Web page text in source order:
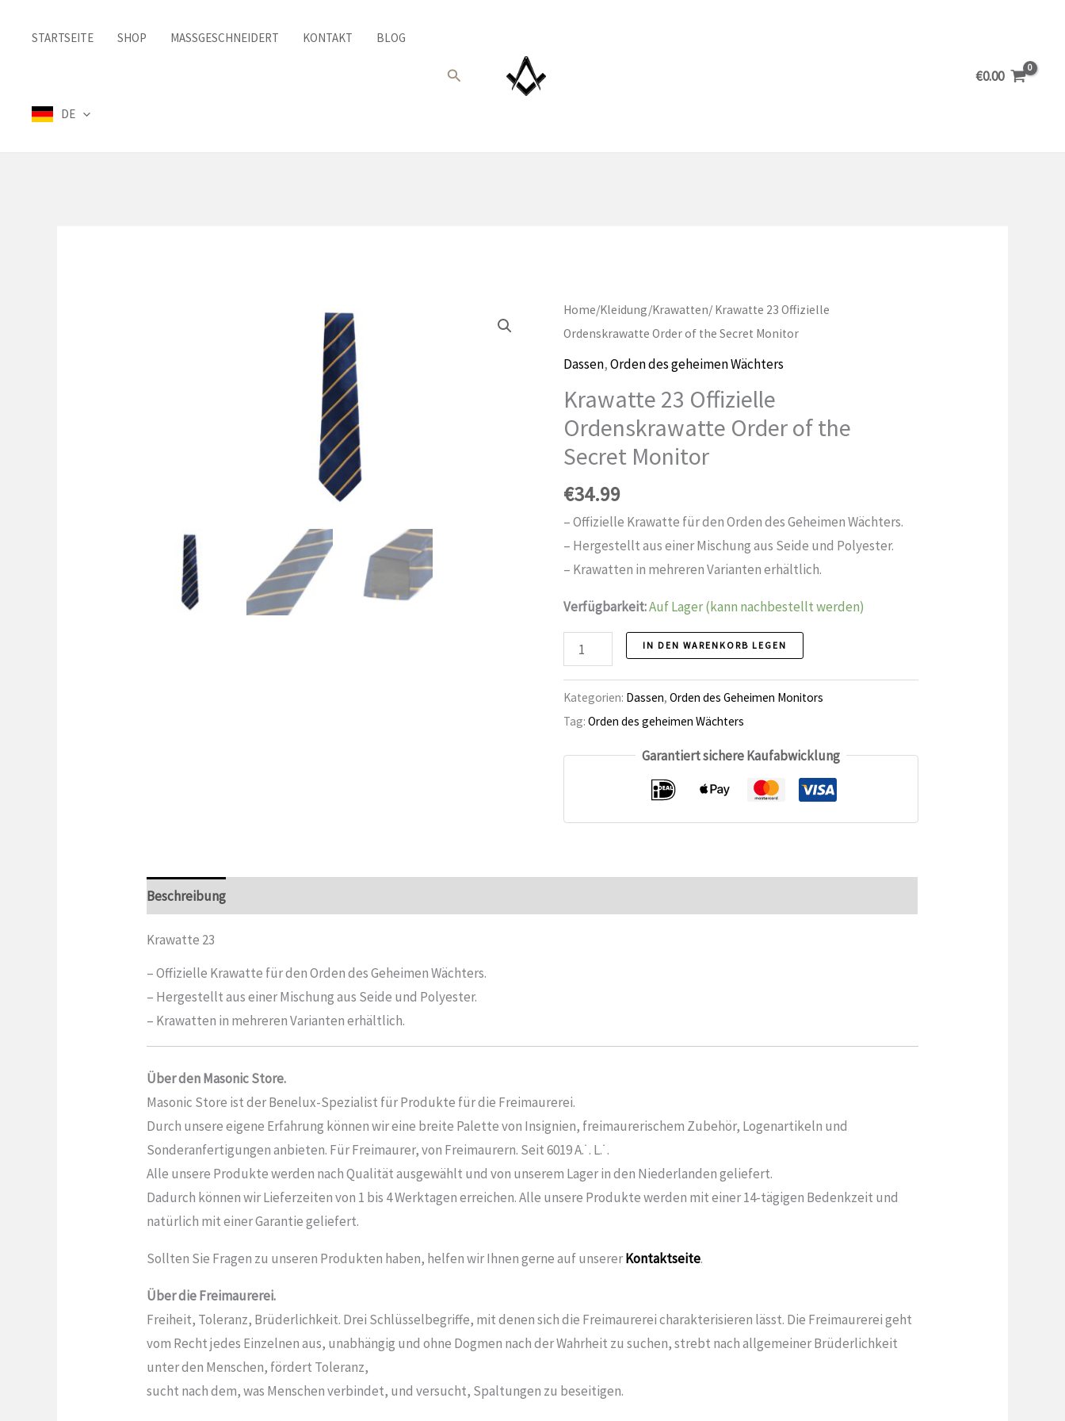
InhaltSTARTSEITE SHOP MASSGESCHNEIDERT KONTAKT BLOG
DE
Suche €0.00
Home/Kleidung/Krawatten/ Krawatte 23 Offizielle
Ordenskrawatte Order of the Secret Monitor
Dassen,Orden des geheimen Wächters
Krawatte 23 Offizielle
Ordenskrawatte Order of the
Secret Monitor
€34.99
– Offizielle Krawatte für den Orden des Geheimen Wächters.
– Hergestellt aus einer Mischung aus Seide und Polyester.
– Krawatten in mehreren Varianten erhältlich.
Verfügbarkeit:Auf Lager (kann nachbestellt werden)
Krawatte
23
Offizielle
Ordenskrawatte
of
IN DEN WARENKORB LEGEN
Kategorien: Dassen, Orden des Geheimen Monitors
Tag: Orden des geheimen Wächters
Garantiert sichere Kaufabwicklung
Beschreibung
Krawatte 23
– Offizielle Krawatte für den Orden des Geheimen Wächters.
– Hergestellt aus einer Mischung aus Seide und Polyester.
– Krawatten in mehreren Varianten erhältlich.
Über den Masonic Store.
Masonic Store ist der Benelux-Spezialist für Produkte für die Freimaurerei.
Durch unsere eigene Erfahrung können wir eine breite Palette von Insignien, freimaurerischem Zubehör, Logenartikeln und
Sonderanfertigungen anbieten. Für Freimaurer, von Freimaurern. Seit 6019 A.˙. L.˙.
Alle unsere Produkte werden nach Qualität ausgewählt und von unserem Lager in den Niederlanden geliefert.
Dadurch können wir Lieferzeiten von 1 bis 4 Werktagen erreichen. Alle unsere Produkte werden mit einer 14-tägigen Bedenkzeit und
natürlich mit einer Garantie geliefert.
Sollten Sie Fragen zu unseren Produkten haben, helfen wir Ihnen gerne auf unsererKontaktseite.
Über die Freimaurerei.
Freiheit, Toleranz, Brüderlichkeit. Drei Schlüsselbegriffe, mit denen sich die Freimaurerei charakterisieren lässt. Die Freimaurerei geht
vom Recht jedes Einzelnen aus, unabhängig und ohne Dogmen nach der Wahrheit zu suchen, strebt nach allgemeiner Brüderlichkeit
unter den Menschen, fördert Toleranz,
sucht nach dem, was Menschen verbindet, und versucht, Spaltungen zu beseitigen.